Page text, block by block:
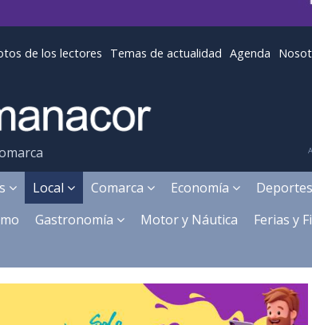
de los lectores Temas de actualidad Agenda
Local Comarca Economía Deportes
Gastronomía Motor y Náutica Ferias y